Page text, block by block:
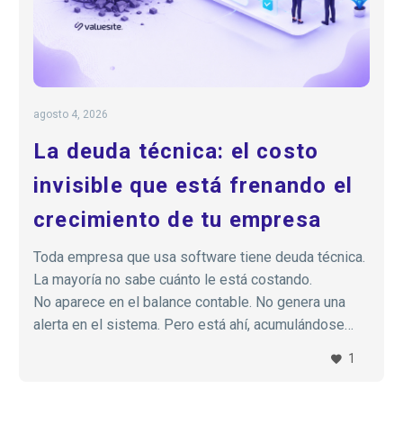
agosto 4, 2026
La deuda técnica: el costo
invisible que está frenando el
crecimiento de tu empresa
Toda empresa que usa software tiene deuda técnica.
La mayoría no sabe cuánto le está costando.
No aparece en el balance contable. No genera una
alerta en el sistema. Pero está ahí, acumulándose
rápida sobre una correcta, cada vez que se lanza una
1